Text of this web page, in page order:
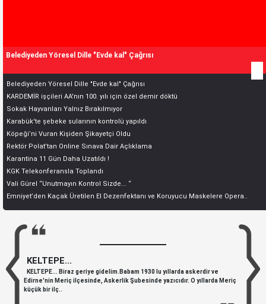
Belediyeden Yöresel Dille "Evde kal" Çağrısı
Belediyeden Yöresel Dille "Evde kal" Çağrısı
KARDEMİR işçileri AA'nın 100. yılı için özel demir döktü
Sokak Hayvanları Yalnız Bırakılmıyor
Karabük'te şebeke sularının kontrolü yapıldı
Köpeği’ni Vuran Kişiden Şikayetçi Oldu
Rektör Polat’tan Online Sınava Dair Açlıklama
Karantina 11 Gün Daha Uzatıldı !
KGK Telekonferansla Toplandı
Vali Gürel “Unutmayın Kontrol Sizde... “
Emniyet’den Kaçak Üretilen El Dezenfektanı ve Koruyucu Maskelere Opera..
KELTEPE...
KELTEPE... Biraz geriye gidelim.Babam 1930 lu yıllarda askerdir ve
Edirne'nin Meriç ilçesinde, Askerlik Şubesinde yazıcıdır. O yıllarda Meriç
küçük bir ilç..